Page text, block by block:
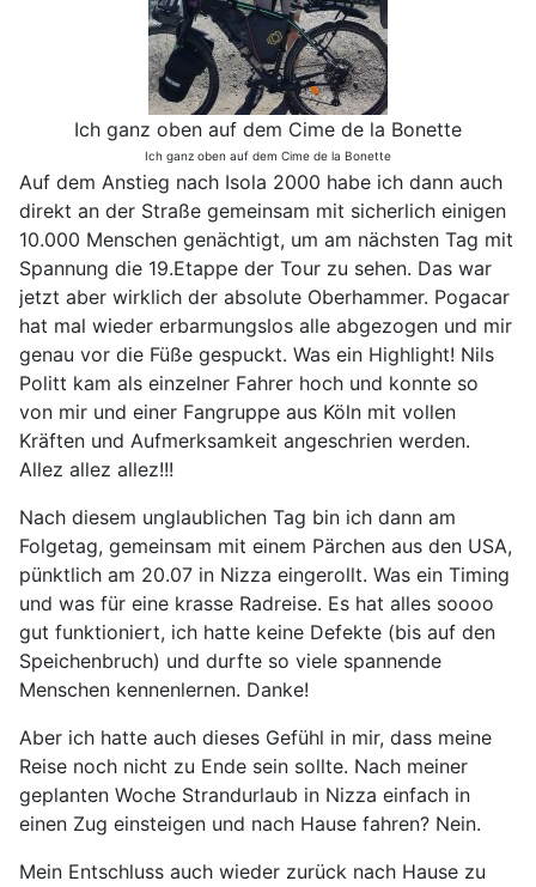
Ich ganz oben auf dem Cime de la Bonette
Ich ganz oben auf dem Cime de la Bonette
Auf dem Anstieg nach Isola 2000 habe ich dann auch
direkt an der Straße gemeinsam mit sicherlich einigen
10.000 Menschen genächtigt, um am nächsten Tag mit
Spannung die 19.Etappe der Tour zu sehen. Das war
jetzt aber wirklich der absolute Oberhammer. Pogacar
hat mal wieder erbarmungslos alle abgezogen und mir
genau vor die Füße gespuckt. Was ein Highlight! Nils
Politt kam als einzelner Fahrer hoch und konnte so
von mir und einer Fangruppe aus Köln mit vollen
Kräften und Aufmerksamkeit angeschrien werden.
Allez allez allez!!!
Nach diesem unglaublichen Tag bin ich dann am
Folgetag, gemeinsam mit einem Pärchen aus den USA,
pünktlich am 20.07 in Nizza eingerollt. Was ein Timing
und was für eine krasse Radreise. Es hat alles soooo
gut funktioniert, ich hatte keine Defekte (bis auf den
Speichenbruch) und durfte so viele spannende
Menschen kennenlernen. Danke!
Aber ich hatte auch dieses Gefühl in mir, dass meine
Reise noch nicht zu Ende sein sollte. Nach meiner
geplanten Woche Strandurlaub in Nizza einfach in
einen Zug einsteigen und nach Hause fahren? Nein.
Mein Entschluss auch wieder zurück nach Hause zu